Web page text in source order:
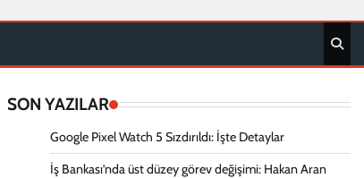
SON YAZILAR
Google Pixel Watch 5 Sızdırıldı: İşte Detaylar
İş Bankası’nda üst düzey görev değişimi: Hakan Aran